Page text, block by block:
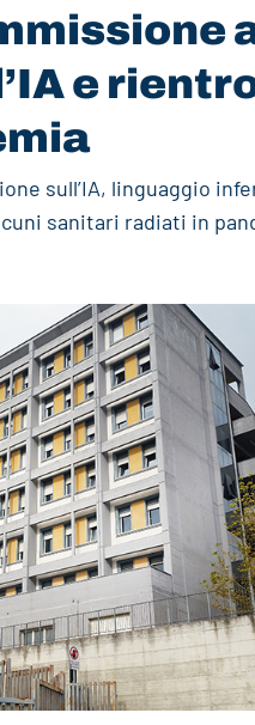
e
sull’IA, linguaggio
sanitari radiati in